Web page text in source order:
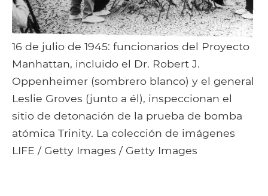
16 de julio de 1945: funcionarios del Proyecto
Manhattan, incluido el Dr. Robert J.
Oppenheimer (sombrero blanco) y el general
Leslie Groves (junto a él), inspeccionan el
sitio de detonación de la prueba de bomba
atómica Trinity. La colección de imágenes
LIFE / Getty Images / Getty Images